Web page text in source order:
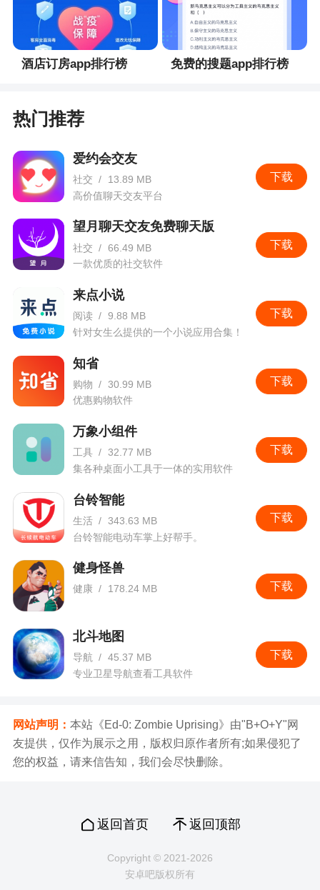
酒店订房app排行榜 免费的搜题app排行榜
热门推荐
下载
爱约会交友
社交 /
13.89 MB
高价值聊天交友平台
下载
望月聊天交友免费聊天版
社交 / 66.49 MB
一款优质的社交软件
下载
来点小说
阅读 / 9.88 MB
针对女生么提供的一个小说应用合集！
下载
知省
购物 / 30.99 MB
优惠购物软件
下载
万象小组件
工具 / 32.77 MB
集各种桌面小工具于一体的实用软件
下载
台铃智能
生活 / 343.63 MB
台铃智能电动车掌上好帮手。
下载
健身怪兽
健康 / 178.24 MB
下载
北斗地图
导航 / 45.37 MB
专业卫星导航查看工具软件
网站声明： 本站《Ed-0: Zombie Uprising》由"B+O+Y"网
友提供，仅作为展示之用，版权归原作者所有;如果侵犯了
您的权益，请来信告知，我们会尽快删除。
返回首页 返回顶部
Copyright © 2021-2026
安卓吧版权所有